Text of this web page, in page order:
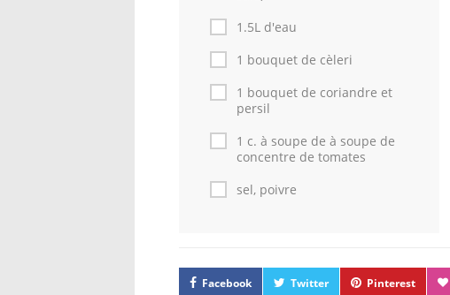
1.5L d'eau
1 bouquet de cèleri
1 bouquet de coriandre et
persil
1 c. à soupe de à soupe de
concentre de tomates
sel, poivre
Facebook Twitter Pinterest